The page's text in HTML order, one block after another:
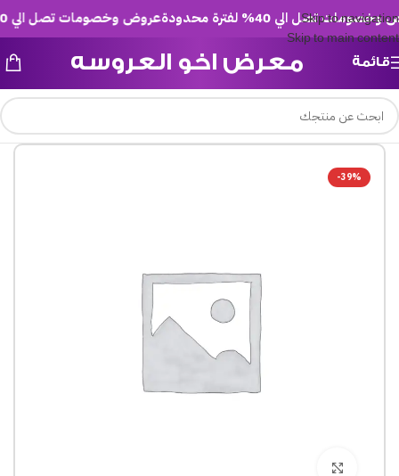
Skip to navigation
Skip to main content
عروض وخصومات تصل الي 40% لفترة محدودة تصل الي 40% لفترة محدودة
قائمة معرض اخو العروسه
-39%